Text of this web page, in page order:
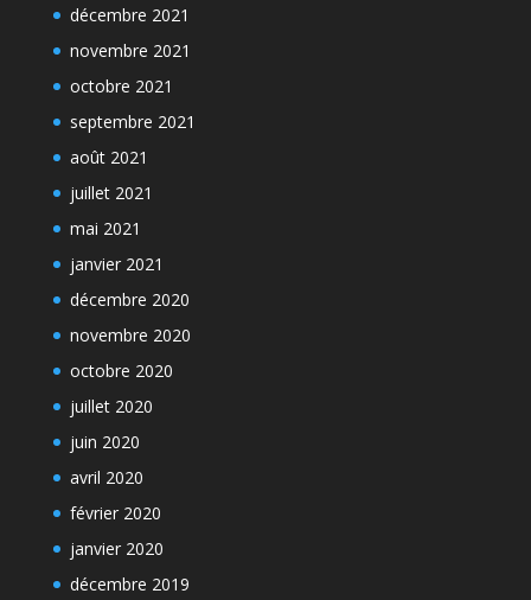
décembre 2021
novembre 2021
octobre 2021
septembre 2021
août 2021
juillet 2021
mai 2021
janvier 2021
décembre 2020
novembre 2020
octobre 2020
juillet 2020
juin 2020
avril 2020
février 2020
janvier 2020
décembre 2019